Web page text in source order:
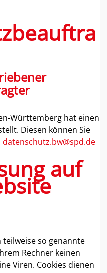
Württemberg hat einen
Diesen können Sie
datenschutz.bw@spd.de
auf
so genannte
Rechner keinen
Viren. Cookies dienen